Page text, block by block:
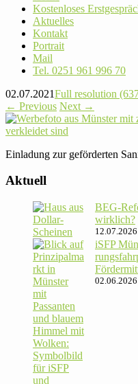
Kos­ten­loses
Aktu­elles
Kontakt
Por­trait
Mail
Tel. 0251 961 996 70
02.07.2021Full resolution
← Previous Next →
Ein­la­dung zur geför­derten
Aktuell
BEG-
wirklich?
12.07.2026
iSFP
02.06.2026